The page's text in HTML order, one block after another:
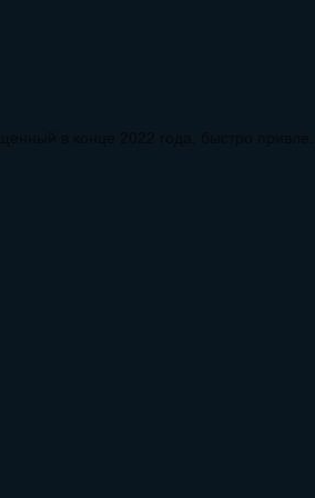
в конце 2022 года, быстро привле...